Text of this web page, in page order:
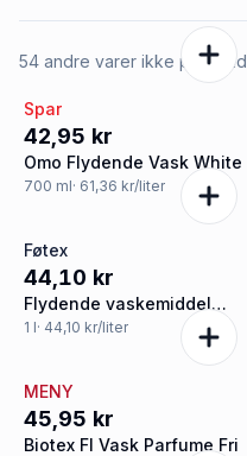
54 andre varer ikke på tilbud
Spar
42,95 kr
Omo Flydende Vask White
700 ml· 61,36 kr/liter
Føtex
44,10 kr
Flydende vaskemiddel
kulørt vask
1 l· 44,10 kr/liter
MENY
45,95 kr
Biotex Fl Vask Parfume Fri